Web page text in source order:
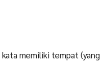
memiliki tempat